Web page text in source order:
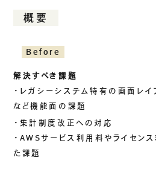
コンプライアンス
COMPANY
会社概要
組織図
概要
Before
解決すべき課題
・レガシーシステム特有の画面レイ
など機能面の課題
・集計制度改正への対応
・AWSサービス利用料やライセン
た課題